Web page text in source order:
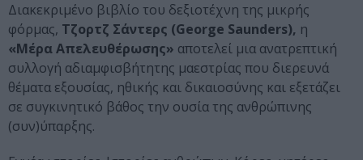
Διακεκριμένο βιβλίο του δεξιοτέχνη της μικρής
φόρμας, Τζορτζ Σάντερς (George Saunders), η
«Μέρα Απελευθέρωσης» αποτελεί μια ανατρεπτική
συλλογή αδιαμφισβήτητης μαεστρίας που διερευνά
θέματα εξουσίας, ηθικής και δικαιοσύνης και εξετάζει
σε συγκινητικό βάθος την ουσία της ανθρώπινης
(συν)ύπαρξης.